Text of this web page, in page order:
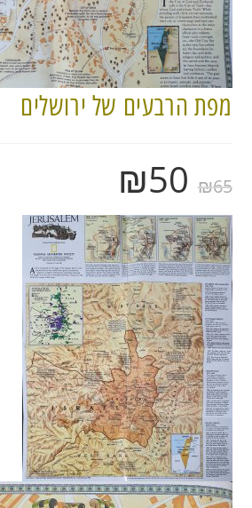
מפת הרבעים של ירושלים
₪65
₪50